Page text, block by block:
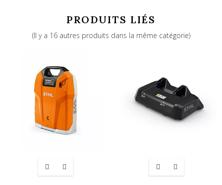
PRODUITS LIÉS
(Il y a 16 autres produits dans la même catégorie)